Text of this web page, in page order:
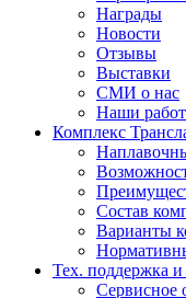
Награды
Новости
Отзывы
Выставки
СМИ о нас
Наши
Комплекс
Состав
Варианты
Тех. поддержка и
Сервисное